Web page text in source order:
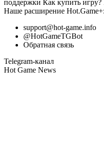
поддержки Как купить игру?
Наше расширение Hot.Game+:
support@hot-game.info
@HotGameTGBot
Обратная связь
Telegram-канал
Hot Game News